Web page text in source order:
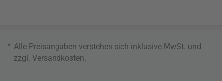
* Alle Preisangaben verstehen sich inklusive MwSt. und
zzgl. Versandkosten